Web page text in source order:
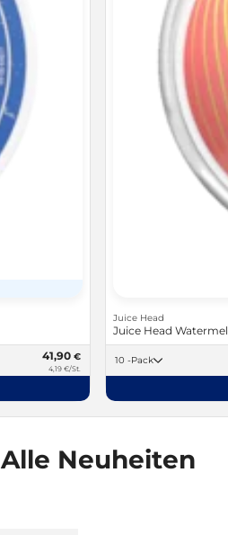
41,90 €
4,19 €/St.
Juice Head
Juice Head
10 -Pack
Alle Neuheiten